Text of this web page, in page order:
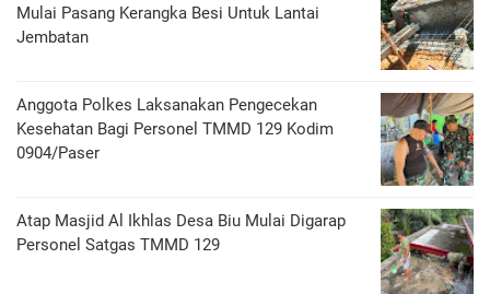
Mulai Pasang Kerangka Besi Untuk Lantai
Jembatan
Anggota Polkes Laksanakan Pengecekan
Kesehatan Bagi Personel TMMD 129 Kodim
0904/Paser
Atap Masjid Al Ikhlas Desa Biu Mulai Digarap
Personel Satgas TMMD 129